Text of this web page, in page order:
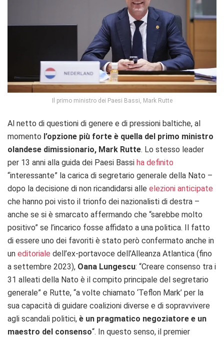
Il primo ministro dei Paesi Bassi, Mark Rutte
Al netto di questioni di genere e di pressioni baltiche, al
momento l’opzione più forte è quella del primo ministro
olandese dimissionario, Mark Rutte. Lo stesso leader
per 13 anni alla guida dei Paesi Bassi ha definito
“interessante” la carica di segretario generale della Nato –
dopo la decisione di non ricandidarsi alle elezioni anticipate
che hanno poi visto il trionfo dei nazionalisti di destra –
anche se si è smarcato affermando che “sarebbe molto
positivo” se l’incarico fosse affidato a una politica. Il fatto
di essere uno dei favoriti è stato però confermato anche in
un editoriale dell’ex-portavoce dell’Alleanza Atlantica (fino
a settembre 2023), Oana Lungescu: “Creare consenso tra i
31 alleati della Nato è il compito principale del segretario
generale” e Rutte, “a volte chiamato ‘Teflon Mark’ per la
sua capacità di guidare coalizioni diverse e di sopravvivere
agli scandali politici, è un pragmatico negoziatore e un
maestro del consenso“. In questo senso, il premier